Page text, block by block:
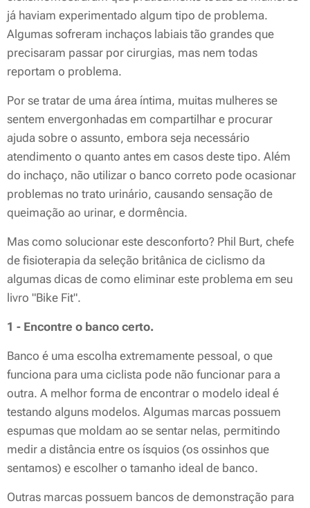
já haviam experimentado algum tipo de problema.
Algumas sofreram inchaços labiais tão grandes que
precisaram passar por cirurgias, mas nem todas
reportam o problema.
Por se tratar de uma área íntima, muitas mulheres se
sentem envergonhadas em compartilhar e procurar
ajuda sobre o assunto, embora seja necessário
atendimento o quanto antes em casos deste tipo. Além
do inchaço, não utilizar o banco correto pode ocasionar
problemas no trato urinário, causando sensação de
queimação ao urinar, e dormência.
Mas como solucionar este desconforto? Phil Burt, chefe
de fisioterapia da seleção britânica de ciclismo da
algumas dicas de como eliminar este problema em seu
livro "Bike Fit".
1 - Encontre o banco certo.
Banco é uma escolha extremamente pessoal, o que
funciona para uma ciclista pode não funcionar para a
outra. A melhor forma de encontrar o modelo ideal é
testando alguns modelos. Algumas marcas possuem
espumas que moldam ao se sentar nelas, permitindo
medir a distância entre os ísquios (os ossinhos que
sentamos) e escolher o tamanho ideal de banco.
Outras marcas possuem bancos de demonstração para